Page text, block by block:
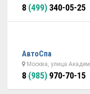
8 (499) 340-05-25
АвтоСпа
Москва, улица
8 (985) 970-70-15